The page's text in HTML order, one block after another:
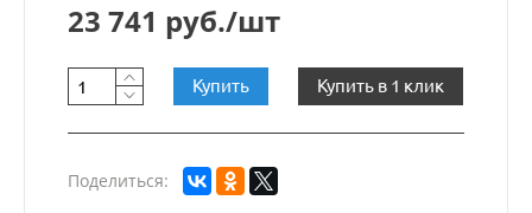
23 741 руб./шт
Купить Купить в 1 клик
Поделиться: